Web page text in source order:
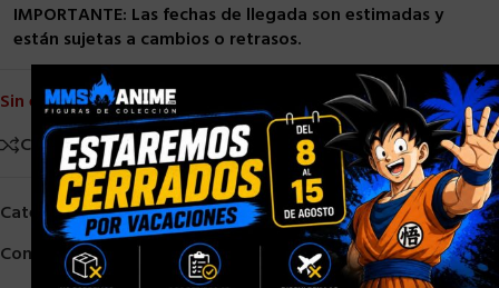
IMPORTANTE: Las fechas de llegada son estimadas y
están sujetas a cambios o retrasos.
Sin existencias
Comparar
Añadir a la lista de deseos
Categorías:Bandai,Otros Figuarts PRE-ORDER,S. H. Figuarts
Compartir:
×